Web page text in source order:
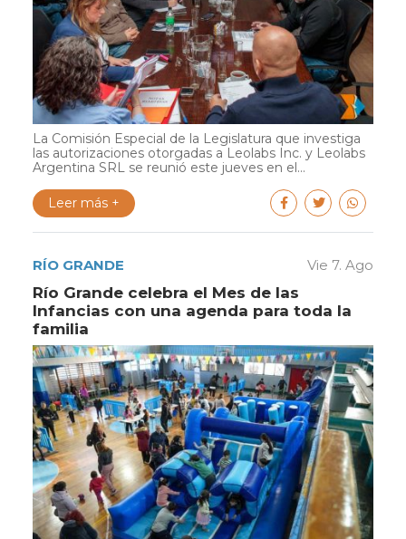
La Comisión Especial de la Legislatura que investiga
las autorizaciones otorgadas a Leolabs Inc. y Leolabs
Argentina SRL se reunió este jueves en el...
Leer más +
RÍO GRANDE Vie 7. Ago
Río Grande celebra el Mes de las
Infancias con una agenda para toda la
familia